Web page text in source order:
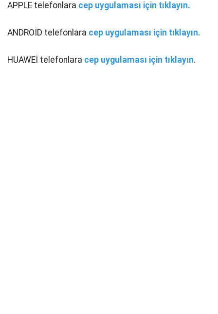
APPLE telefonlara cep uygulaması için tıklayın.
ANDROİD telefonlara cep uygulaması için tıklayın.
HUAWEİ telefonlara cep uygulaması için tıklayın.